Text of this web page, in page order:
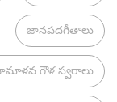
జానపదగీతాలు
గౌళ స్వరాలు